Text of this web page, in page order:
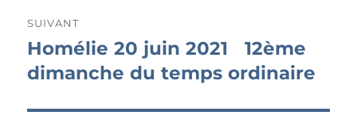
SUIVANT
Publication
suivante :
Homélie 20 juin 2021 12ème
dimanche du temps ordinaire